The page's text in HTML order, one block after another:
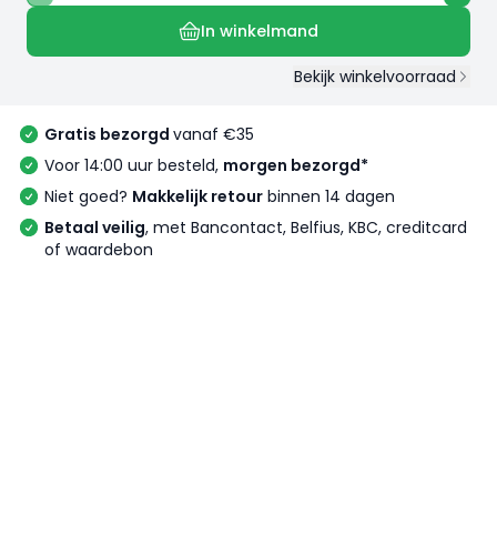
In winkelmand
Bekijk winkelvoorraad
Gratis bezorgd vanaf €35
Voor 14:00 uur besteld, morgen bezorgd*
Niet goed? Makkelijk retour binnen 14 dagen
Betaal veilig, met Bancontact, Belfius, KBC, creditcard
of waardebon